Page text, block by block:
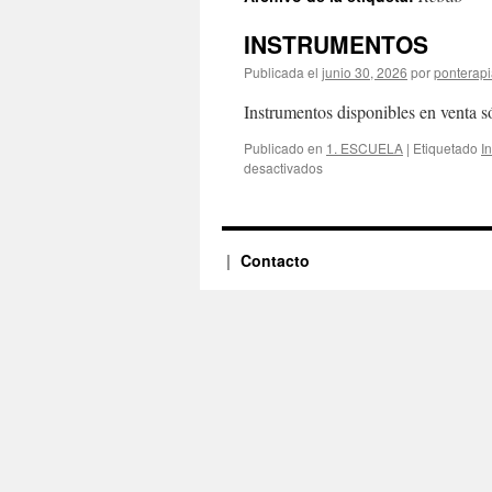
INSTRUMENTOS
Publicada el junio 30, 2026 por
Instrumentos disponibles en venta
Publicado en 1. ESCUELA | Etiquetado
desactivadosen
Contacto